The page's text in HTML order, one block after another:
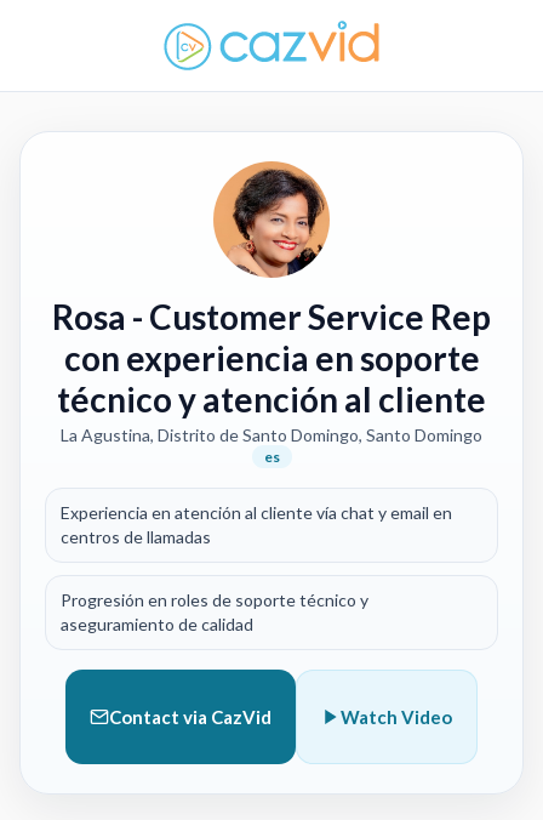
Rosa - Customer Service Rep
con experiencia en soporte
técnico y atención al cliente
La Agustina, Distrito de Santo Domingo, Santo Domingo
es
Experiencia en atención al cliente vía chat y email en
centros de llamadas
Progresión en roles de soporte técnico y
aseguramiento de calidad
Contact via CazVid Watch Video